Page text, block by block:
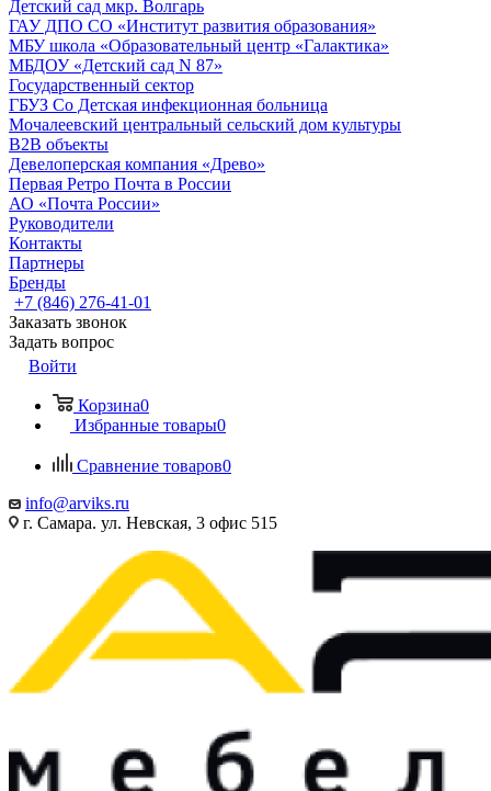
Детский сад мкр. Волгарь
ГАУ ДПО СО «Институт развития образования»
МБУ школа «Образовательный центр «Галактика»
МБДОУ «Детский сад N 87»
Государственный сектор
ГБУЗ Со Детская инфекционная больница
Мочалеевский центральный сельский дом культуры
B2B объекты
Девелоперская компания «Древо»
Первая Ретро Почта в России
АО «Почта России»
Руководители
Контакты
Партнеры
Бренды
+7 (846) 276-41-01
Заказать звонок
Задать вопрос
Войти
Корзина0
Избранные товары0
Сравнение товаров0
info@arviks.ru
г. Самара. ул. Невская, 3 офис 515